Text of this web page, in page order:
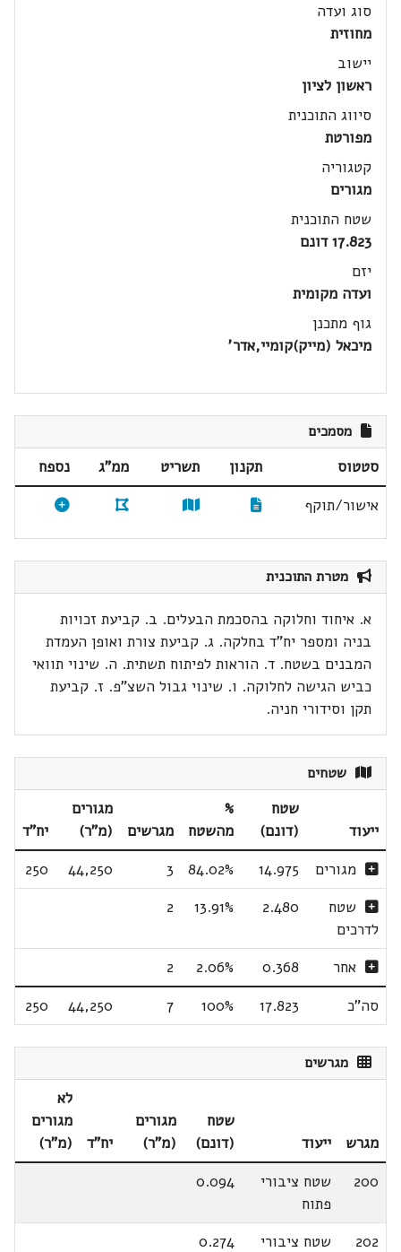
סוג ועדה
מחוזית
יישוב
ראשון לציון
סיווג התוכנית
מפורטת
קטגוריה
מגורים
שטח התוכנית
17.823 דונם
יזם
ועדה מקומית
גוף מתכנן
מיכאל (מייק)קומיי,אדר'
מסמכים
סטטוס תקנון תשריט ממ"ג
נספח
אישור/תוקף
מטרת התוכנית
א. איחוד וחלוקה בהסכמת הבעלים. ב. קביעת זכויות
בניה ומספר יח"ד בחלקה. ג. קביעת צורת ואופן העמדת
המבנים בשטח. ד. הוראות לפיתוח תשתית. ה. שינוי תוואי
כביש הגישה לחלוקה. ו. שינוי גבול השצ"פ. ז. קביעת
תקן וסידורי חניה.
שטחים
ייעוד
שטח
(דונם)
%
מהשטח
מגרשים
מגורים
(מ"ר)
יח"ד
מגורים
14.975
84.02%
3
44,250
250
שטח
לדרכים
2.480
13.91%
2
אחר 0.368
2.06%
2
סה"כ
17.823
100%
7
44,250
250
מגרשים
מגרש ייעוד
שטח
(דונם)
מגורים
(מ"ר)
יח"ד
לא
מגורים
(מ"ר)
200
שטח ציבורי
פתוח
0.094
202
שטח ציבורי
0.274